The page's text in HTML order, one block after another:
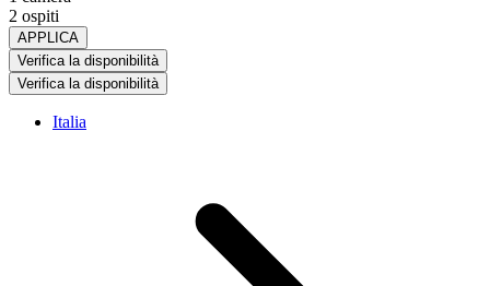
2 ospiti
APPLICA
Verifica la disponibilità
Verifica la disponibilità
Italia